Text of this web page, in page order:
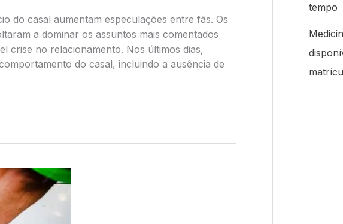
do casal aumentam especulações entre fãs. Os
a dominar os assuntos mais comentados
crise no relacionamento. Nos últimos dias,
do casal, incluindo a ausência de
tempo